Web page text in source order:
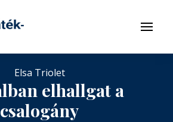
Menü
Elsa Triolet
elhallgat a
csalogány